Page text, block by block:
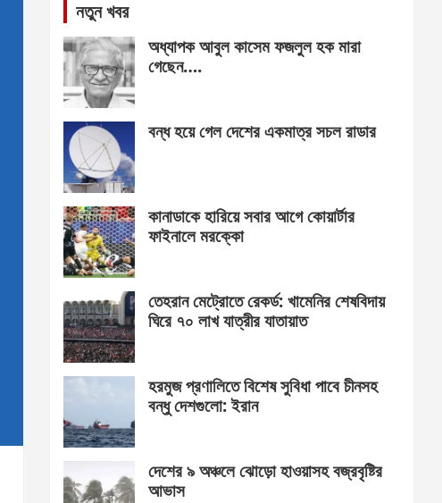
নতুন খবর
অধ্যাপক আবুল কাসেম ফজলুল হক মারা
গেছেন….
বন্ধ হয়ে গেল দেশের একমাত্র সচল রাডার
কানাডাকে হারিয়ে সবার আগে কোয়ার্টার
ফাইনালে মরক্কো
তেহরান মেট্রোতে রেকর্ড: খামেনির শেষবিদায়
ঘিরে ৭০ লাখ যাত্রীর যাতায়াত
হরমুজ প্রণালিতে বিশেষ সুবিধা পাবে চীনসহ
বন্ধু দেশগুলো: ইরান
দেশের ৯ অঞ্চলে ঝোড়ো হাওয়াসহ বজ্রবৃষ্টির
আভাস